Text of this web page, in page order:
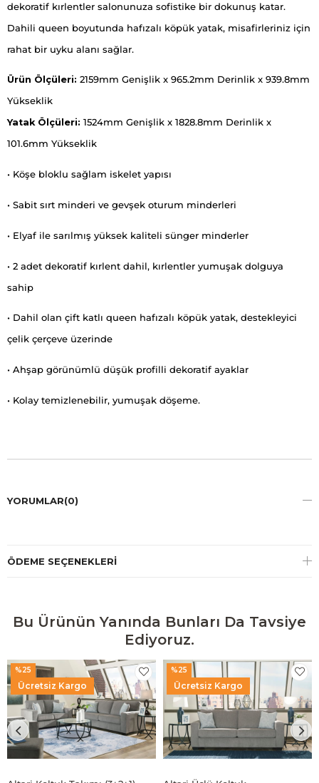
dekoratif kırlentler salonunuza sofistike bir dokunuş katar.
Dahili queen boyutunda hafızalı köpük yatak, misafirleriniz için
rahat bir uyku alanı sağlar.
Ürün Ölçüleri: 2159mm Genişlik x 965.2mm Derinlik x 939.8mm
Yükseklik
Yatak Ölçüleri: 1524mm Genişlik x 1828.8mm Derinlik x
101.6mm Yükseklik
• Köşe bloklu sağlam iskelet yapısı
• Sabit sırt minderi ve gevşek oturum minderleri
• Elyaf ile sarılmış yüksek kaliteli sünger minderler
• 2 adet dekoratif kırlent dahil, kırlentler yumuşak dolguya
sahip
• Dahil olan çift katlı queen hafızalı köpük yatak, destekleyici
çelik çerçeve üzerinde
• Ahşap görünümlü düşük profilli dekoratif ayaklar
• Kolay temizlenebilir, yumuşak döşeme.
YORUMLAR(0)
ÖDEME SEÇENEKLERI
Bu Ürünün Yanında Bunları Da Tavsiye
Ediyoruz.
Ücretsiz Kargo
%25
Ücretsiz Kargo
%25